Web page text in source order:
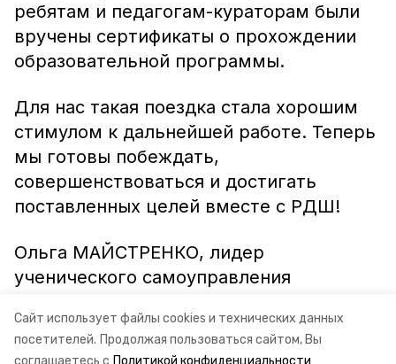
Сайт использует файлы cookies и технических данных
посетителей. Продолжая пользоваться сайтом, Вы
соглашаетесь с Политикой конфиденциальности
ребятам и педагогам-кураторам были
вручены сертификаты о прохождении
образовательной программы.
Для нас такая поездка стала хорошим
стимулом к дальнейшей работе. Теперь
мы готовы побеждать,
совершенствоваться и достигать
поставленных целей вместе с РДШ!
Ольга МАЙСТРЕНКО, лидер
ученического самоуправления
МКОУ СОШ № 8, с. Манычское.